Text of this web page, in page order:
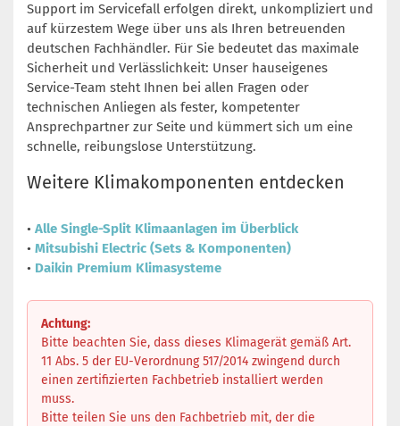
Support im Servicefall erfolgen direkt, unkompliziert und
auf kürzestem Wege über uns als Ihren betreuenden
deutschen Fachhändler. Für Sie bedeutet das maximale
Sicherheit und Verlässlichkeit: Unser hauseigenes
Service-Team steht Ihnen bei allen Fragen oder
technischen Anliegen als fester, kompetenter
Ansprechpartner zur Seite und kümmert sich um eine
schnelle, reibungslose Unterstützung.
Weitere Klimakomponenten entdecken
• Alle Single-Split Klimaanlagen im Überblick
• Mitsubishi Electric (Sets & Komponenten)
• Daikin Premium Klimasysteme
Achtung:
Bitte beachten Sie, dass dieses Klimagerät gemäß Art.
11 Abs. 5 der EU-Verordnung 517/2014 zwingend durch
einen zertifizierten Fachbetrieb installiert werden
muss.
Bitte teilen Sie uns den Fachbetrieb mit, der die